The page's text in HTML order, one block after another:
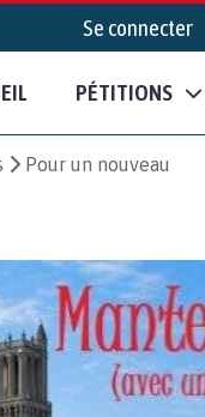
Se connecter
PÉTITIONS
Pour un nouveau